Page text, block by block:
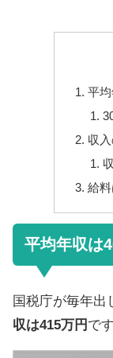
平
収
給
平均年収は
国税庁が毎年出
収は415万円 です